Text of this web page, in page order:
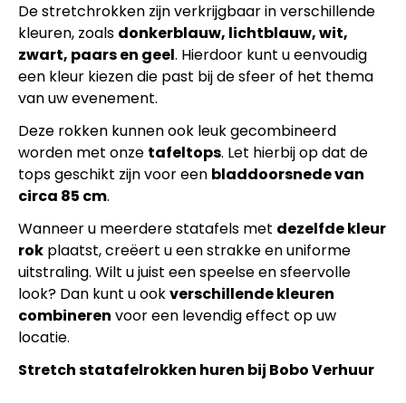
De stretchrokken zijn verkrijgbaar in verschillende
kleuren, zoals donkerblauw, lichtblauw, wit,
zwart, paars en geel. Hierdoor kunt u eenvoudig
een kleur kiezen die past bij de sfeer of het thema
van uw evenement.
Deze rokken kunnen ook leuk gecombineerd
worden met onze tafeltops. Let hierbij op dat de
tops geschikt zijn voor een bladdoorsnede van
circa 85 cm.
Wanneer u meerdere statafels met dezelfde kleur
rok plaatst, creëert u een strakke en uniforme
uitstraling. Wilt u juist een speelse en sfeervolle
look? Dan kunt u ookverschillende kleuren
combineren voor een levendig effect op uw
locatie.
Stretch statafelrokken huren bij Bobo Verhuur